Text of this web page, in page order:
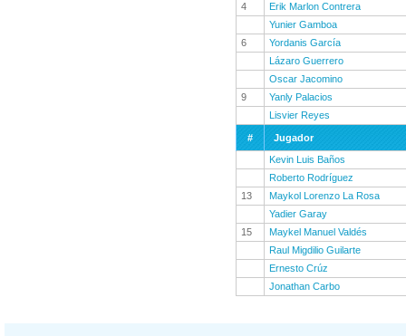
4
Erik Marlon Contrera
Yunier Gamboa
6
Yordanis García
Lázaro Guerrero
Oscar Jacomino
9
Yanly Palacios
Lisvier Reyes
#
Jugador
Kevin Luis Baños
Roberto Rodríguez
13
Maykol Lorenzo La Rosa
Yadier Garay
15
Maykel Manuel Valdés
Raul Migdilio Guilarte
Ernesto Crúz
Jonathan Carbo